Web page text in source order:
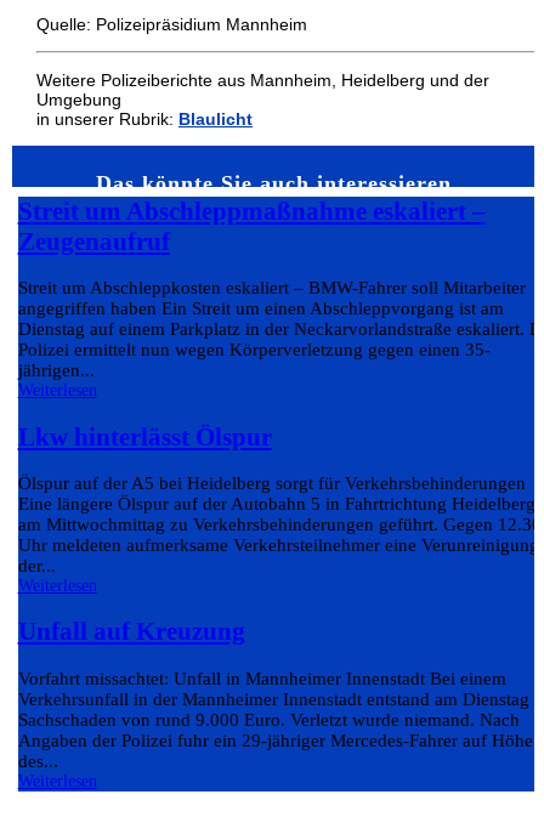
Quelle: Polizeipräsidium Mannheim
Weitere Polizeiberichte aus Mannheim, Heidelberg und der
Umgebung
in unserer Rubrik: Blaulicht
Das könnte Sie auch interessieren…
Streit um Abschleppmaßnahme eskaliert –
Zeugenaufruf
Streit um Abschleppkosten eskaliert – BMW-Fahrer soll Mitarbeiter
angegriffen haben Ein Streit um einen Abschleppvorgang ist am
Dienstag auf einem Parkplatz in der Neckarvorlandstraße eskaliert.
Polizei ermittelt nun wegen Körperverletzung gegen einen 35-
jährigen...
Weiterlesen
Lkw hinterlässt Ölspur
Ölspur auf der A5 bei Heidelberg sorgt für Verkehrsbehinderungen
Eine längere Ölspur auf der Autobahn 5 in Fahrtrichtung Heidelberg
am Mittwochmittag zu Verkehrsbehinderungen geführt. Gegen 12.30
Uhr meldeten aufmerksame Verkehrsteilnehmer eine Verunreinigung
der...
Weiterlesen
Unfall auf Kreuzung
Vorfahrt missachtet: Unfall in Mannheimer Innenstadt Bei einem
Verkehrsunfall in der Mannheimer Innenstadt entstand am Dienstag
Sachschaden von rund 9.000 Euro. Verletzt wurde niemand. Nach
Angaben der Polizei fuhr ein 29-jähriger Mercedes-Fahrer auf Höhe
des...
Weiterlesen